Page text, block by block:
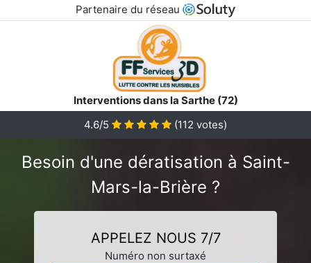
Partenaire du réseau
Interventions dans la Sarthe (72)
4.6/5 (112 votes)
Besoin d'une dératisation à Saint-
Mars-la-Brière ?
APPELEZ NOUS 7/7
Numéro non surtaxé